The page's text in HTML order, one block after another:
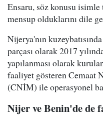
Ensaru, söz konusu isimle
mensup olduklarını dile
Nijerya'nın
parçası olarak 2017
yapılanması olarak
faaliyet gösteren Cemaat
(CNİM) ile operasyonel
Nijer ve Benin'de de